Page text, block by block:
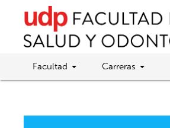
Facultad Carreras